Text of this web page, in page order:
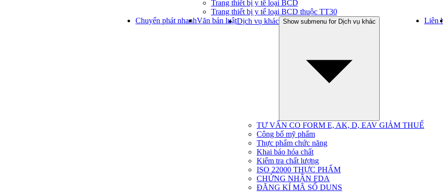
Trang thiết bị y tế loại BCD
Trang thiết bị y tế loại BCD thuộc TT30
Chuyển phát nhanhVăn bản luậtDịch vụ khác Show submenu for Dịch vụ khác
TƯ VẤN CO FORM E, AK, D, EAV GIẢM THUẾ
Công bố mỹ phẩm
Thực phẩm chức năng
Khai báo hóa chất
Kiểm tra chất lượng
ISO 22000 THỰC PHẨM
CHỨNG NHẬN FDA
ĐĂNG KÍ MÃ SỐ DUNS
Liên